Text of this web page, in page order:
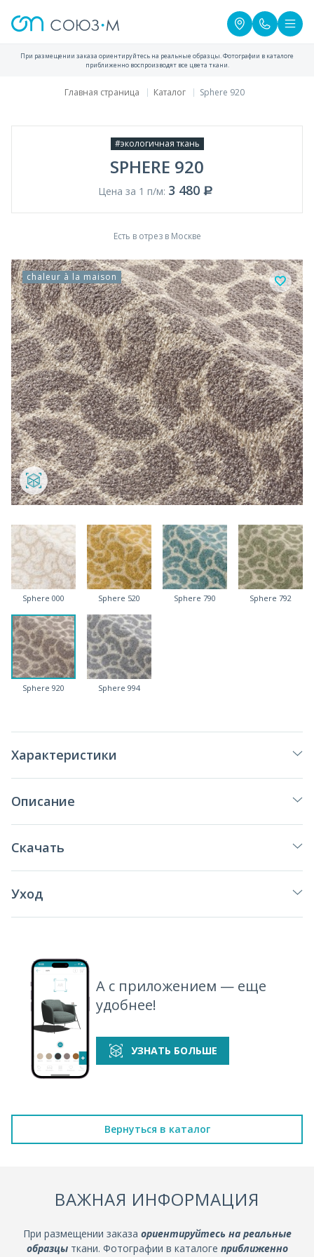
При размещении заказа ориентируйтесь на реальные образцы. Фотографии в каталоге
приближенно воспроизводят все цвета ткани.
Главная страница Каталог Sphere 920
#экологичная ткань
SPHERE 920
Цена за 1 п/м: 3 480
Есть в отрез в Москве
chaleur à la maison
Sphere 000 Sphere 520 Sphere 790 Sphere 792
Sphere 920 Sphere 994
Характеристики
Описание
Скачать
Уход
А с приложением — еще
удобнее!
УЗНАТЬ БОЛЬШЕ
Вернуться в каталог
ВАЖНАЯ ИНФОРМАЦИЯ
При размещении заказа ориентируйтесь на реальные
образцыткани. Фотографии в каталоге приближенно